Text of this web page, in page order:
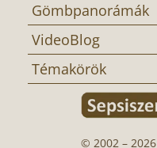
Gömbpanorámák
VideoBlog
Témakörök
© 2002 – 2026